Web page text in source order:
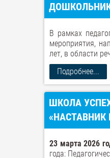
В рамках
мероприятия,
лет, в области
Подробнее...
ШКОЛА
«НАСТАВНИК
23 марта 2026
года: